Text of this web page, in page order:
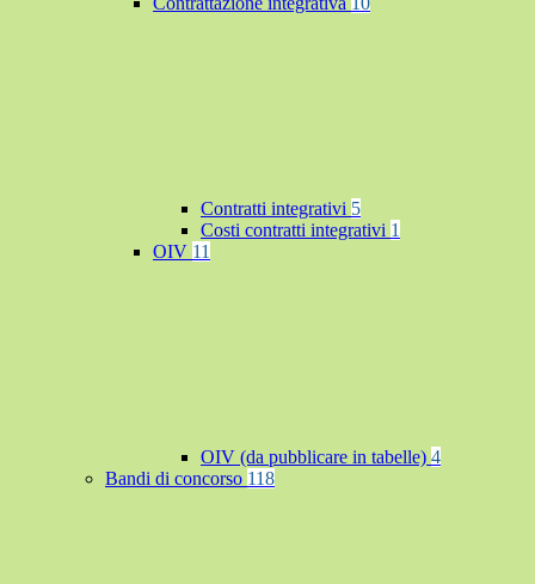
Contratti integrativi 5
Costi contratti integrativi 1
OIV 11
OIV (da pubblicare in tabelle) 4
Bandi di concorso 118